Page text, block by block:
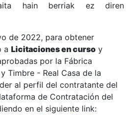
hain berriak ez diren
de 2022, para obtener
a Licitaciones en curso y
por la Fábrica
Timbre - Real Casa de la
al perfil del contratante del
de Contratación del
en el siguiente link: